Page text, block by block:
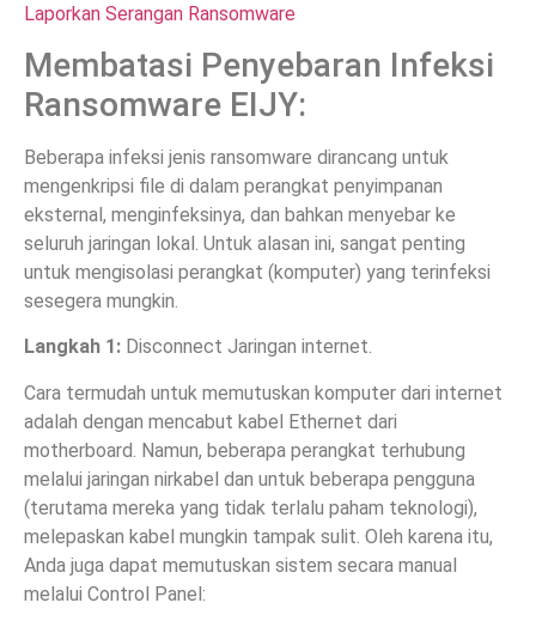
Laporkan Serangan Ransomware
Membatasi Penyebaran Infeksi
Ransomware EIJY:
Beberapa infeksi jenis ransomware dirancang untuk
mengenkripsi file di dalam perangkat penyimpanan
eksternal, menginfeksinya, dan bahkan menyebar ke
seluruh jaringan lokal. Untuk alasan ini, sangat penting
untuk mengisolasi perangkat (komputer) yang terinfeksi
sesegera mungkin.
Langkah 1: Disconnect Jaringan internet.
Cara termudah untuk memutuskan komputer dari internet
adalah dengan mencabut kabel Ethernet dari
motherboard. Namun, beberapa perangkat terhubung
melalui jaringan nirkabel dan untuk beberapa pengguna
(terutama mereka yang tidak terlalu paham teknologi),
melepaskan kabel mungkin tampak sulit. Oleh karena itu,
Anda juga dapat memutuskan sistem secara manual
melalui Control Panel: